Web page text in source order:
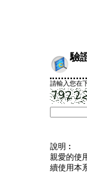
驗
請輸入您在
說明︰
親愛的使
續使用本